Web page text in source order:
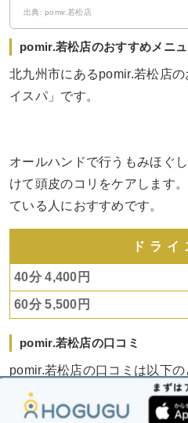
出典: pomir.若松店
pomir.若松店のおすすめメニ
北九州市にあるpomir.若松店
イスパ」です。
オールハンドで行うもみほぐ
けて頭皮のコリをケアします
ている人におすすめです。
ドライ
40分 4,400円
60分 5,500円
pomir.若松店の口コミ
pomir.若松店の口コミは以下の
・精錬された癒しの空間でリ